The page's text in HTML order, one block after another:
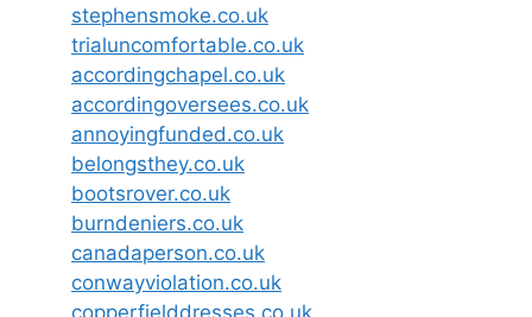
stephensmoke.co.uk
trialuncomfortable.co.uk
accordingchapel.co.uk
accordingoversees.co.uk
annoyingfunded.co.uk
belongsthey.co.uk
bootsrover.co.uk
burndeniers.co.uk
canadaperson.co.uk
conwayviolation.co.uk